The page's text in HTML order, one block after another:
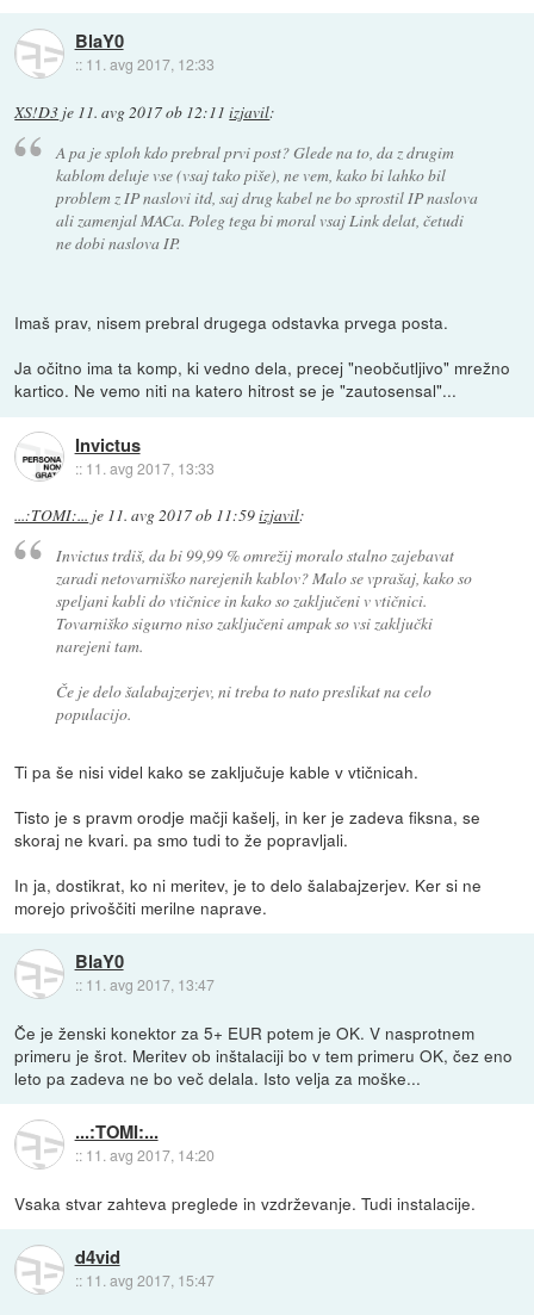
BlaY0
:: 11. avg 2017, 12:33
XS!D3 je 11. avg 2017 ob 12:11 izjavil:
A pa je sploh kdo prebral prvi post? Glede na to, da z drugim
kablom deluje vse (vsaj tako piše), ne vem, kako bi lahko bil
problem z IP naslovi itd, saj drug kabel ne bo sprostil IP naslova
ali zamenjal MACa. Poleg tega bi moral vsaj Link delat, četudi
ne dobi naslova IP.
Imaš prav, nisem prebral drugega odstavka prvega posta.
Ja očitno ima ta komp, ki vedno dela, precej "neobčutljivo" mrežno
kartico. Ne vemo niti na katero hitrost se je "zautosensal"...
Invictus
:: 11. avg 2017, 13:33
...:TOMI:... je 11. avg 2017 ob 11:59izjavil:
Invictus trdiš, da bi 99,99 % omrežij moralo stalno zajebavat
zaradi netovarniško narejenih kablov? Malo se vprašaj, kako so
speljani kabli do vtičnice in kako so zaključeni v vtičnici.
Tovarniško sigurno niso zaključeni ampak so vsi zaključki
narejeni tam.
Če je delo šalabajzerjev, ni treba to nato preslikat na celo
populacijo.
Ti pa še nisi videl kako se zaključuje kable v vtičnicah.
Tisto je s pravm orodje mačji kašelj, in ker je zadeva fiksna, se
skoraj ne kvari. pa smo tudi to že popravljali.
In ja, dostikrat, ko ni meritev, je to delo šalabajzerjev. Ker si ne
morejo privoščiti merilne naprave.
BlaY0
:: 11. avg 2017, 13:47
Če je ženski konektor za 5+ EUR potem je OK. V nasprotnem
primeru je šrot. Meritev ob inštalaciji bo v tem primeru OK, čez eno
leto pa zadeva ne bo več delala. Isto velja za moške...
...:TOMI:...
:: 11. avg 2017, 14:20
Vsaka stvar zahteva preglede in vzdrževanje. Tudi instalacije.
d4vid
:: 11. avg 2017, 15:47